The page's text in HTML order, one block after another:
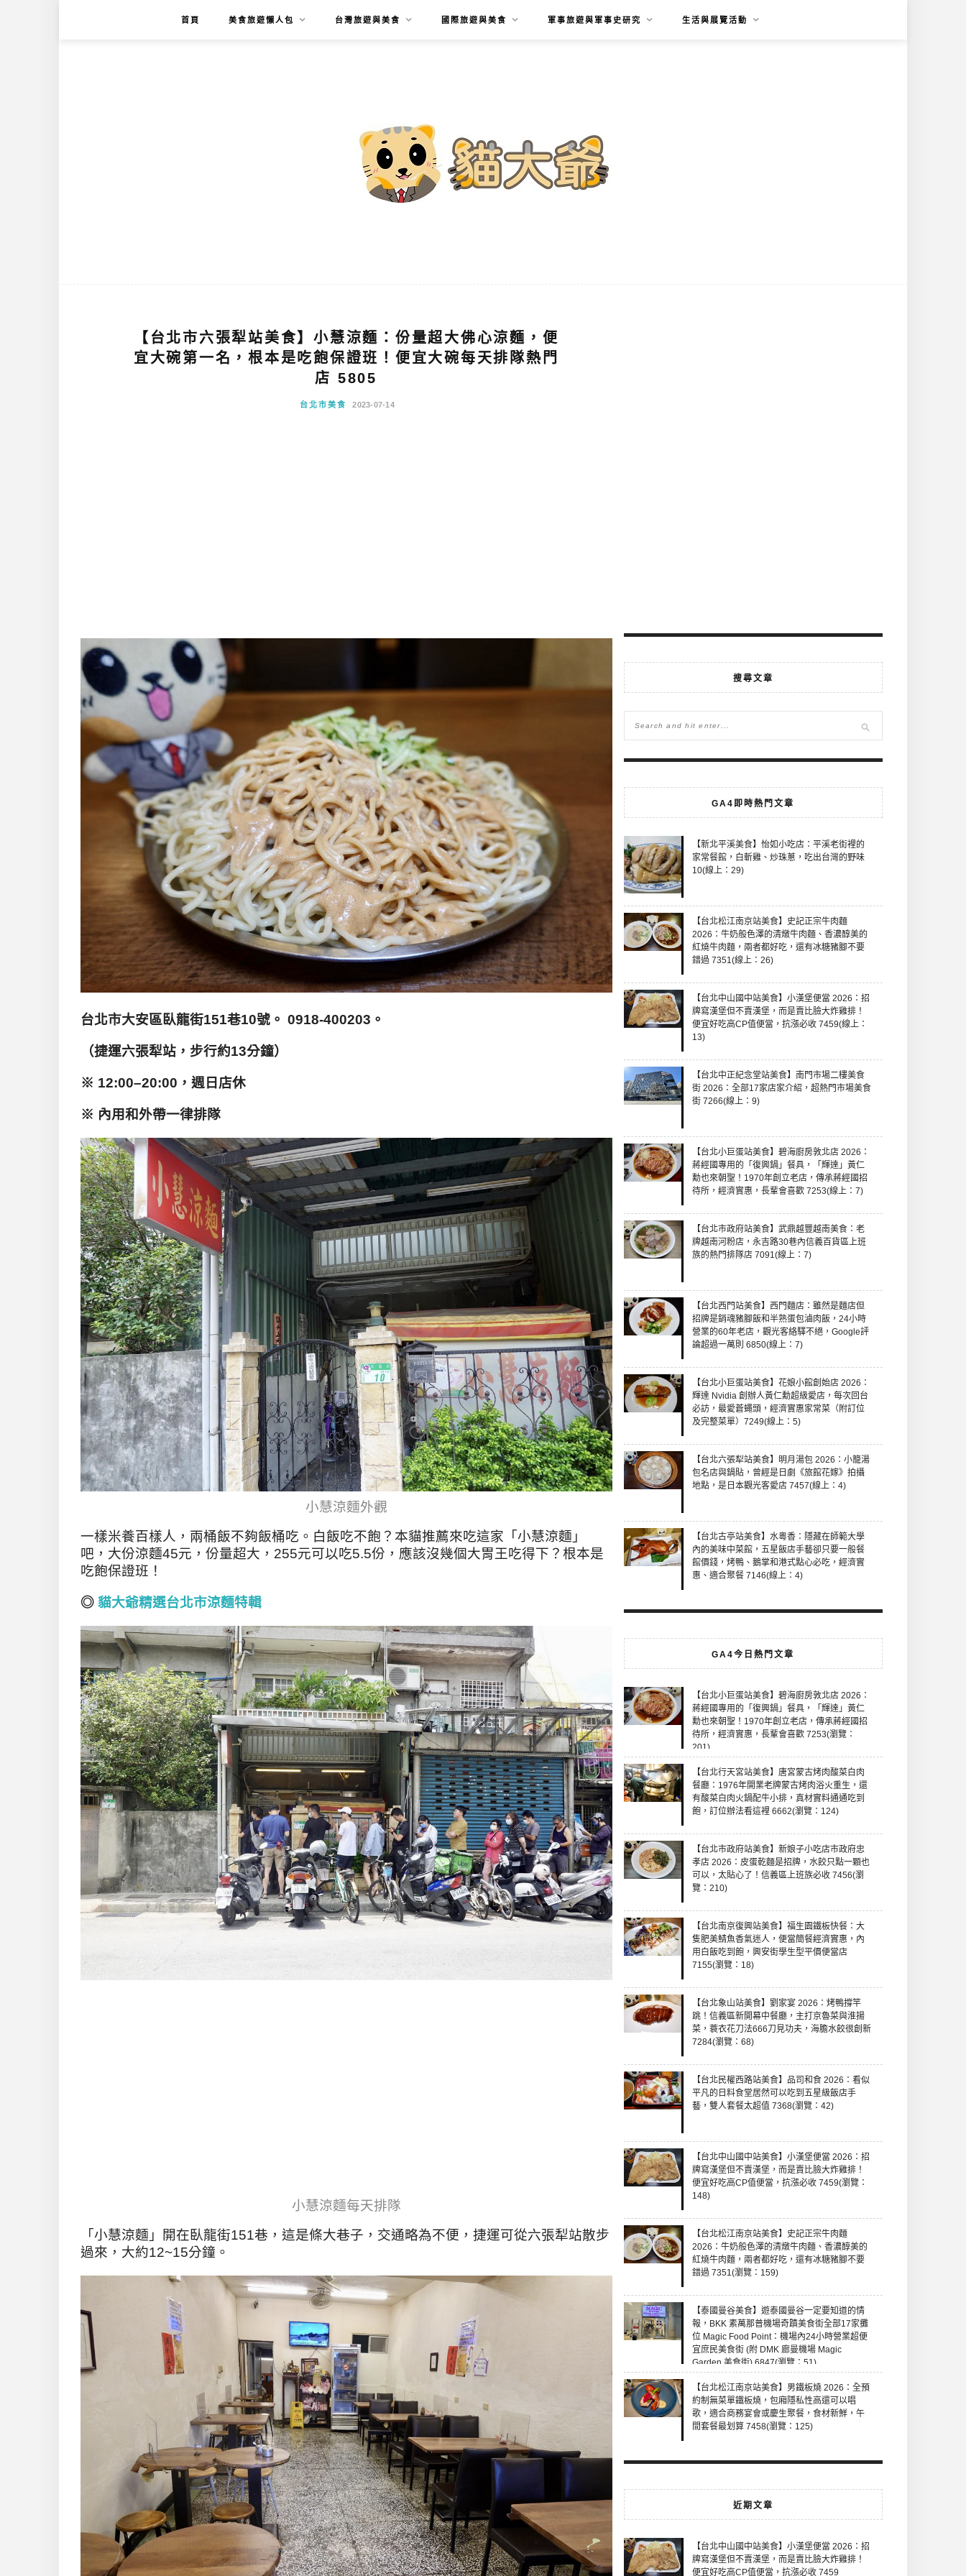
首頁 美食旅遊懶人包 台灣旅遊與美食 國際旅遊與美食 軍事旅遊與軍事史研究 生活與展覽活動
【台北市六張犁站美食】小慧涼麵：份量超大佛心涼麵，便
宜大碗第一名，根本是吃飽保證班！便宜大碗每天排隊熱門
店 5805
台北市美食 2023-07-14
台北市大安區臥龍街151巷10號。 0918-400203 。
（捷運六張犁站， 步行約13分鐘）
※ 12:00–20:00 ，週日店休
※ 內用和外帶一律排隊
小慧涼麵外觀
一樣米養百樣人，兩桶飯不夠飯桶吃。白飯吃不飽？本貓推薦來吃這家「小慧涼麵」
吧，大份涼麵45元，份量超大，255元可以吃5.5份，應該沒幾個大胃王吃得下？根本是
吃飽保證班！
◎ 貓大爺精選台北市涼麵特輯
小慧涼麵每天排隊
「小慧涼麵」開在臥龍街151巷，這是條大巷子，交通略為不便，捷運可從六張犁站散步
過來，大約12~15分鐘。
搜尋文章
GA4即時熱門文章
【新北平溪美食】怡如小吃店：平溪老街裡的
家常餐館，白斬雞、炒珠蔥，吃出台灣的野味
10(線上：29)
【台北松江南京站美食】史記正宗牛肉麵
2026：牛奶般色澤的清燉牛肉麵、香濃醇美的
紅燒牛肉麵，兩者都好吃，還有冰糖豬腳不要
錯過 7351(線上：26)
【台北中山國中站美食】小漢堡便當 2026：招
牌寫漢堡但不賣漢堡，而是賣比臉大炸雞排！
便宜好吃高CP值便當，抗漲必收 7459(線上：
13)
【台北中正紀念堂站美食】南門市場二樓美食
街 2026：全部17家店家介紹，超熱門市場美食
街 7266(線上：9)
【台北小巨蛋站美食】碧海廚房敦北店 2026：
蔣經國專用的「復興鍋」餐具，「輝達」黃仁
勳也來朝聖！1970年創立老店，傳承蔣經國招
待所，經濟實惠，長輩會喜歡 7253(線上：7)
【台北市政府站美食】武鼎越豐越南美食：老
牌越南河粉店，永吉路30巷內信義百貨區上班
族的熱門排隊店 7091(線上：7)
【台北西門站美食】西門麵店：雖然是麵店但
招牌是銷魂豬腳飯和半熟蛋包滷肉飯，24小時
營業的60年老店，觀光客絡驛不絕，Google評
論超過一萬則 6850(線上：7)
【台北小巨蛋站美食】花娘小館創始店 2026：
輝達 Nvidia 創辦人黃仁勳超級愛店，每次回台
必訪，最愛蒼蠅頭，經濟實惠家常菜（附訂位
及完整菜單）7249(線上：5)
【台北六張犁站美食】明月湯包 2026：小籠湯
包名店與鍋貼，曾經是日劇《旅館花嫁》拍攝
地點，是日本觀光客愛店 7457(線上：4)
【台北古亭站美食】水粵香：隱藏在師範大學
內的美味中菜館，五星飯店手藝卻只要一般餐
館價錢，烤鴨、鵝掌和港式點心必吃，經濟實
惠、適合聚餐 7146(線上：4)
GA4今日熱門文章
【台北小巨蛋站美食】碧海廚房敦北店 2026：
蔣經國專用的「復興鍋」餐具，「輝達」黃仁
勳也來朝聖！1970年創立老店，傳承蔣經國招
待所，經濟實惠，長輩會喜歡 7253(瀏覽：
201)
【台北行天宮站美食】唐宮蒙古烤肉酸菜白肉
餐廳：1976年開業老牌蒙古烤肉浴火重生，還
有酸菜白肉火鍋配牛小排，真材實料通通吃到
飽，訂位辦法看這裡 6662(瀏覽：124)
【台北市政府站美食】新娘子小吃店市政府忠
孝店 2026：皮蛋乾麵是招牌，水餃只點一顆也
可以，太貼心了！信義區上班族必收 7456(瀏
覽：210)
【台北南京復興站美食】福生園鐵板快餐：大
隻肥美鯖魚香氣迷人，便當簡餐經濟實惠，內
用白飯吃到飽，興安街學生型平價便當店
7155(瀏覽：18)
【台北象山站美食】劉家宴 2026：烤鴨撐竿
跳！信義區新開幕中餐廳，主打京魯菜與淮揚
菜，蓑衣花刀法666刀見功夫，海膽水餃很創新
7284(瀏覽：68)
【台北民權西路站美食】品司和食 2026：看似
平凡的日料食堂居然可以吃到五星級飯店手
藝，雙人套餐太超值 7368(瀏覽：42)
【台北中山國中站美食】小漢堡便當 2026：招
牌寫漢堡但不賣漢堡，而是賣比臉大炸雞排！
便宜好吃高CP值便當，抗漲必收 7459(瀏覽：
148)
【台北松江南京站美食】史記正宗牛肉麵
2026：牛奶般色澤的清燉牛肉麵、香濃醇美的
紅燒牛肉麵，兩者都好吃，還有冰糖豬腳不要
錯過 7351(瀏覽：159)
【泰國曼谷美食】遊泰國曼谷一定要知道的情
報，BKK 素萬那普機場奇蹟美食街全部17家攤
位 Magic Food Point：機場內24小時營業超便
宜庶民美食街 (附 DMK 廊曼機場 Magic
Garden 美食街) 6847(瀏覽：51)
【台北松江南京站美食】男鐵板燒 2026：全預
約制無菜單鐵板燒，包廂隱私性高還可以唱
歌，適合商務宴會或慶生聚餐，食材新鮮，午
間套餐最划算 7458(瀏覽：125)
近期文章
【台北中山國中站美食】小漢堡便當 2026：招
牌寫漢堡但不賣漢堡，而是賣比臉大炸雞排！
便宜好吃高CP值便當，抗漲必收 7459